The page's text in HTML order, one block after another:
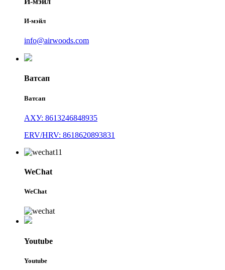
И-мэйл
info@airwoods.com
Ватсап
Ватсап
АХУ: 8613246848935
ERV/HRV: 8618620893831
WeChat
WeChat
Youtube
Youtube